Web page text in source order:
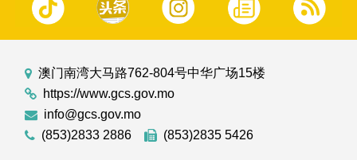
澳门南湾大马路762-804号中华广场15楼
https://www.gcs.gov.mo
info@gcs.gov.mo
(853)2833 2886
(853)2835 5426